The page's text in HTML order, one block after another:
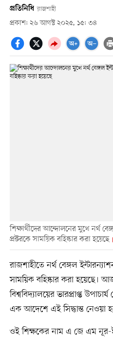
প্রতিনিধি রাজশাহী
প্রকাশ: ২৬ আগস্ট ২০২৫, ১৫: ৩৪
শিক্ষার্থীদের আন্দোলনের মুখে নর্থ
প্রক্টরকে সাময়িক বহিষ্কার করা হয়েছে
রাজশাহীতে নর্থ বেঙ্গল
সাময়িক বহিষ্কার করা হয়েছে।
বিশ্ববিদ্যালয়ের ভারপ্রাপ্ত
এক আদেশে এই সিদ্ধান্ত নেওয়া
ওই শিক্ষকের নাম এ জে এম নূর-